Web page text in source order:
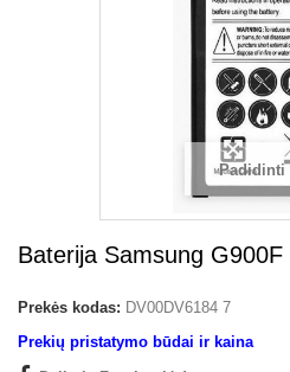
Padidinti
Baterija Samsung
Prekės kodas: DV00DV6184 7
Prekių pristatymo būdai ir kaina